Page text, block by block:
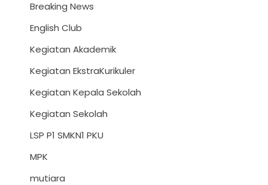
Breaking News
English Club
Kegiatan Akademik
Kegiatan EkstraKurikuler
Kegiatan Kepala Sekolah
Kegiatan Sekolah
LSP P1 SMKN1 PKU
MPK
mutiara